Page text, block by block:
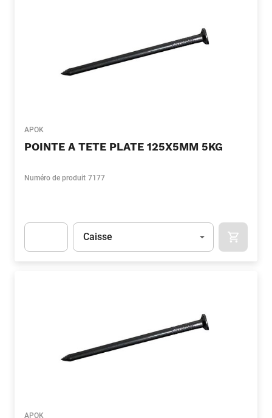
APOK
POINTE A TETE PLATE 125X5MM 5KG
Numéro de produit 7177
Unité
Caisse
APOK